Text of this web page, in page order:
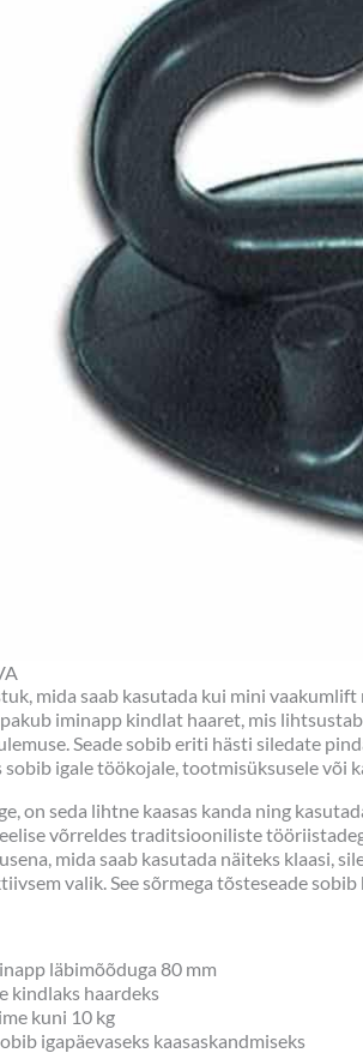
mida saab kasutada kui mini
iminapp kindlat haaret, mis
Seade sobib eriti hästi siledate
sobib igale töökojale, tootmisüksusele
on seda lihtne kaasas kanda ning
võrreldes traditsiooniliste
mida saab kasutada näiteks klaasi,
valik. See sõrmega tõsteseade
läbimõõduga 80 mm
kindlaks haardeks
kuni 10 kg
igapäevaseks kaasaskandmiseks